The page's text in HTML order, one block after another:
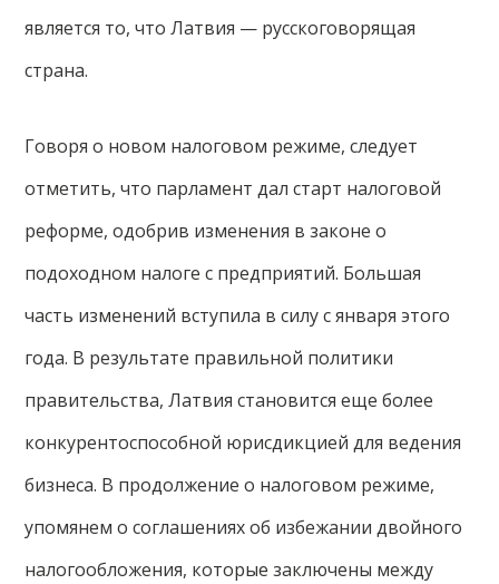
является то, что Латвия — русскоговорящая
страна.
Говоря о новом налоговом режиме, следует
отметить, что парламент дал старт налоговой
реформе, одобрив изменения в законе о
подоходном налоге с предприятий. Большая
часть изменений вступила в силу с января этого
года. В результате правильной политики
правительства, Латвия становится еще более
конкурентоспособной юрисдикцией для ведения
бизнеса. В продолжение о налоговом режиме,
упомянем о соглашениях об избежании двойного
налогообложения, которые заключены между